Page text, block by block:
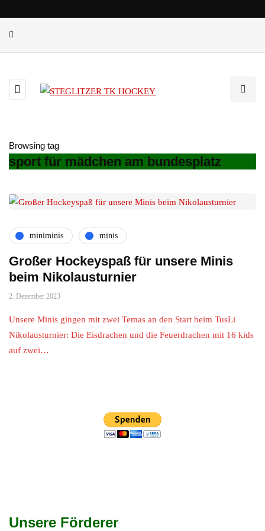
Browsing tag
sport für mädchen am bundesplatz
miniminis minis
Großer Hockeyspaß für unsere Minis
beim Nikolausturnier
2. Dezember 2023
Unsere Minis gingen mit zwei Temas an den Start beim TusLi
Nikolausturnier: Die Eisdrachen und die Feuerdrachen mit 16 kids
auf zwei…
Unsere Förderer